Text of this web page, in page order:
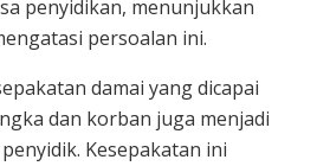
penyidikan, menunjukkan
persoalan ini.
damai yang dicapai
dan korban juga menjadi
Kesepakatan ini